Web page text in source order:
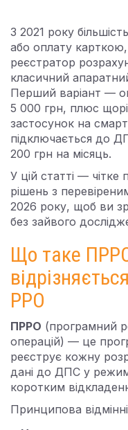
З 2021 року
або оплату
реєстратор
класичний
Перший варіант —
5 000 грн, плюс
застосунок на
підключається до
200 грн на місяць.
У цій статті — чітке
рішень з
2026 року, щоб ви
без зайвого
Що таке
РРО
ПРРО (програмний
операцій) — це
реєструє кожну
дані до ДПС у
коротким
Принципова